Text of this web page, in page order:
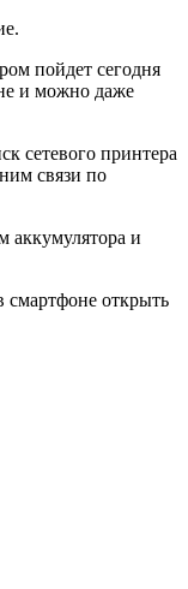
пойдет сегодня
и можно даже
сетевого принтера
связи по
аккумулятора и
смартфоне открыть